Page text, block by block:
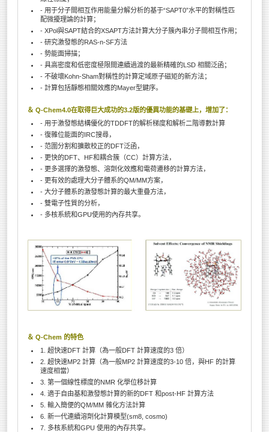
- 用于分子間相互作用能量分解分析的基于“SAPT0”水平的對稱性匹
配微擾理論的計算；
- XPol與SAPT結合的XSAPT方法計算大分子簇內串分子間相互作用；
- 研究激發態的RAS-n-SF方法
- 勢能面掃描；
- 具高密度和低密度極限間連續過渡的最新精確的LSD 相關泛函；
- 不破壞Kohn-Sham對稱性的計算定域原子磁矩的新方法；
- 計算包括靜態相關效應的Mayer型鍵序。
＆ Q-Chem4.0在取得巨大成功的3.2版的優異功能的基礎上，增加了：
- 用于激發態結構優化的TDDFT的解析梯度和解析二階導數計算
- 復雜位能面的IRC搜尋，
- 范圍分割和擴散校正的DFT泛函，
- 更快的DFT、HF和耦合簇（CC）計算方法，
- 更多選擇的激發態、溶劑化效應和電荷遷移的計算方法，
- 更有效的處理大分子體系的QM/MM方案，
- 大分子體系的激發態計算的最大重疊方法，
- 雙電子性質的分析，
- 多核系統和GPU使用的內存共享。
＆ Q-Chem 的特色
1. 超快速DFT 計算（為一般DFT 計算速度的3 倍）
2. 超快速MP2 計算（為一般MP2 計算速度的3-10 倍，與HF 的計算
速度相當）
3. 第一個線性標度的NMR 化學位移計算
4. 適于自由基和激發態計算的新的DFT 和post-HF 計算方法
5. 輸入簡便的QM/MM 雜化方法計算
6. 新一代連續溶劑化計算模型(sm8, cosmo)
7. 多核系統和GPU 使用的內存共享。